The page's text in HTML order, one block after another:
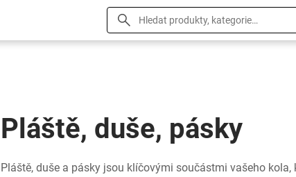
Pláště, duše, pásky
Pláště, duše a pásky jsou klíčovými součástmi vašeho kola,